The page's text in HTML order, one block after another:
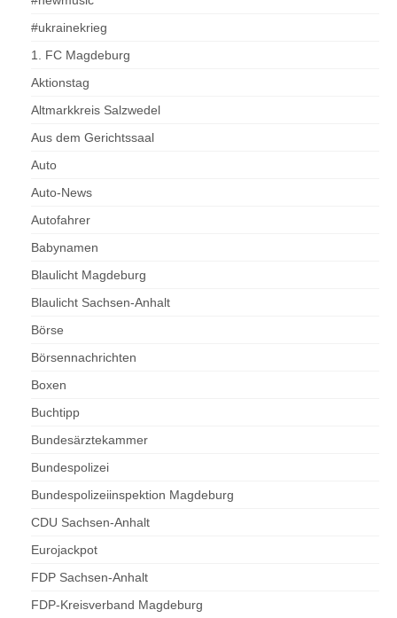
#ukrainekrieg
1. FC Magdeburg
Aktionstag
Altmarkkreis Salzwedel
Aus dem Gerichtssaal
Auto
Auto-News
Autofahrer
Babynamen
Blaulicht Magdeburg
Blaulicht Sachsen-Anhalt
Börse
Börsennachrichten
Boxen
Buchtipp
Bundesärztekammer
Bundespolizei
Bundespolizeiinspektion Magdeburg
CDU Sachsen-Anhalt
Eurojackpot
FDP Sachsen-Anhalt
FDP-Kreisverband Magdeburg